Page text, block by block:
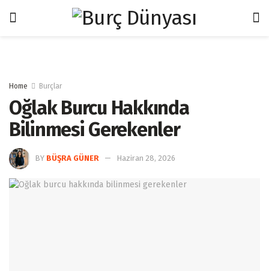
Home Burçlar
Oğlak Burcu Hakkında
Bilinmesi Gerekenler
BY BÜŞRA GÜNER Haziran 28, 2026